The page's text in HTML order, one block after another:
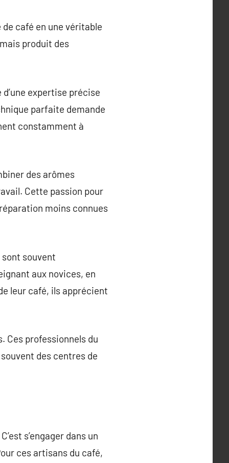
café en une véritable
produit des
expertise précise
parfaite demande
constamment à
des arômes
Cette passion pour
moins connues
souvent
aux novices, en
leur café, ils apprécient
Ces professionnels du
des centres de
s’engager dans un
ces artisans du café,